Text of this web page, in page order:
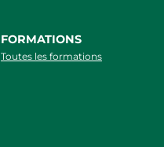
FORMATIONS
Toutes les formations